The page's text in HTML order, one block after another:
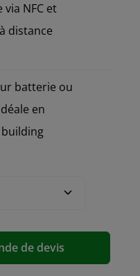
NFC et
distance
batterie ou
en
de devis